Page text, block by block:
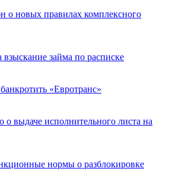
о новых правилах комплексного
займа по расписке
«Евротранс»
о выдаче исполнительного листа на
нормы о разблокировке